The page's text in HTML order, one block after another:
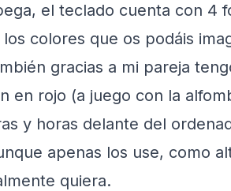
el teclado cuenta con 4
colores que os podáis
gracias a mi pareja
en rojo (a juego con la
y horas delante del
apenas los use, como
quiera.